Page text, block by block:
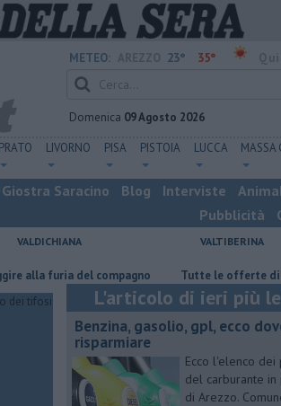
METEO: 23° 35°
Domenica 09 Agosto 2026
PRATO LIVORNO PISA PISTOIA LUCCA MASSA
Giostra Saracino Blog Interviste
Pubblicità
VALDICHIANA VALTIBERINA
del compagno ​Tutte le offerte di lavoro in
L'articolo di ieri più
​Benzina, gasolio, gpl, ecco
risparmiare
Ecco l'elenco dei
del carburante in
di Arezzo.